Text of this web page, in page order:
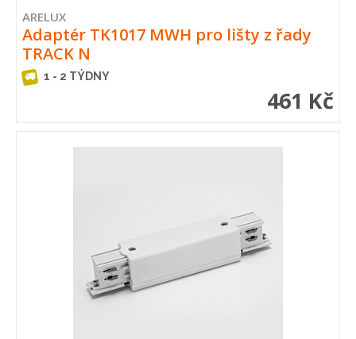
ARELUX
Adaptér TK1017 MWH pro lišty z řady
TRACK N
1 - 2 TÝDNY
461 Kč